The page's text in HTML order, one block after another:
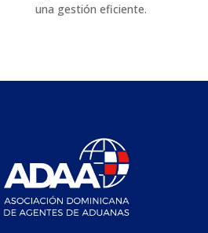
una gestión eficiente.